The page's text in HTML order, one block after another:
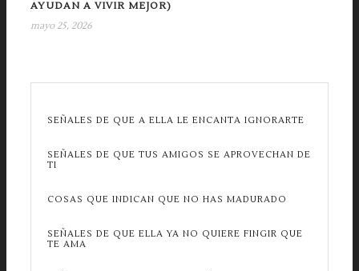
AYUDAN A VIVIR MEJOR)
mayo 25, 2026
SEÑALES DE QUE A ELLA LE ENCANTA IGNORARTE
SEÑALES DE QUE TUS AMIGOS SE APROVECHAN DE
TI
COSAS QUE INDICAN QUE NO HAS MADURADO
SEÑALES DE QUE ELLA YA NO QUIERE FINGIR QUE
TE AMA